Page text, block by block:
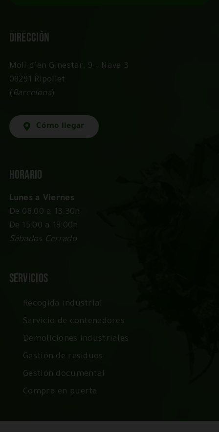
Dirección
Molí d’en Ginestar, 9 – Nave 3
08291 Ripollet
( Barcelona)
Cómo llegar
Horario
Lunes a Viernes
De 08:00 a 13:30h
De 15:00 a 18:00h
Sábados Cerrado
Servicios
Recogida industrial
Servicio de contenedores
Demoliciones industriales
Gestión de residuos
Gestión documental
Compra en puerta